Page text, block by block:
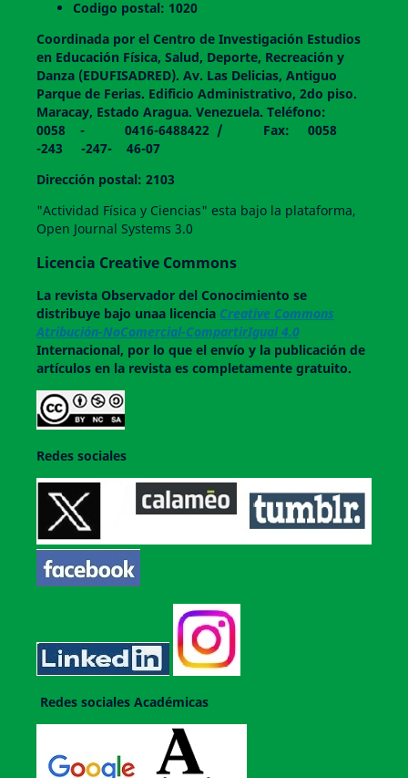
Codigo postal: 1020
Coordinada por el Centro de Investigación Estudios
en Educación Física, Salud, Deporte, Recreación y
Danza (EDUFISADRED). Av. Las Delicias, Antiguo
Parque de Ferias. Edificio Administrativo, 2do piso.
Maracay, Estado Aragua. Venezuela. Teléfono:
0058 - 0416-6488422 / Fax: 0058
-243 -247- 46-07
Dirección postal: 2103
"Actividad Física y Ciencias" esta bajo la plataforma,
Open Journal Systems 3.0
Licencia Creative Commons
La revistaObservador del Conocimiento se
distribuye bajo unaa licencia Creative Commons
Atribución-NoComercial-CompartirIgual 4.0
Internacional, por lo que el envío y la publicación de
artículos en la revista es completamente gratuito.
Redes sociales
Redes sociales Académicas